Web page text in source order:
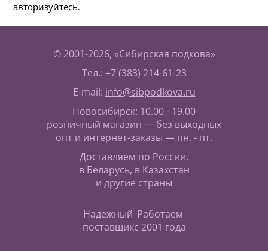
авторизуйтесь.
© 2001-2026, «Сибирская подкова»
Тел.: +7 (383) 214-61-23
E-mail: info@sibpodkova.ru
Новосибирск: 10.00 - 19.00
розничный магазин — без выходных
опт и интернет-заказы — пн. - пт.
Доставляем по России,
в Беларусь, в Казахстан
и другие страны
Надежный
поставщик
Работаем
с 2001 года